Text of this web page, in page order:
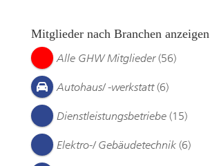
Mitglieder nach Branchen anzeigen
Alle GHW Mitglieder (56)
Autohaus/ -werkstatt (6)
Dienstleistungsbetriebe (15)
Elektro-/ Gebäudetechnik (6)